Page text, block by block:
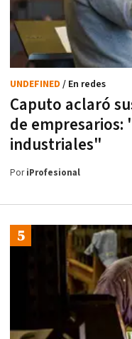
Caputo aclaró
de empresarios:
industriales"
UNDEFINED / En redes
PoriProfesional